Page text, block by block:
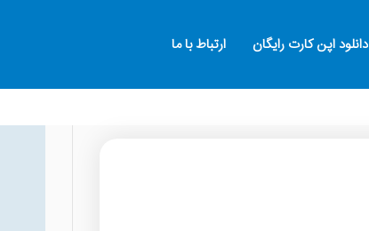
دانلود اپن کارت رایگان ارتباط با ما